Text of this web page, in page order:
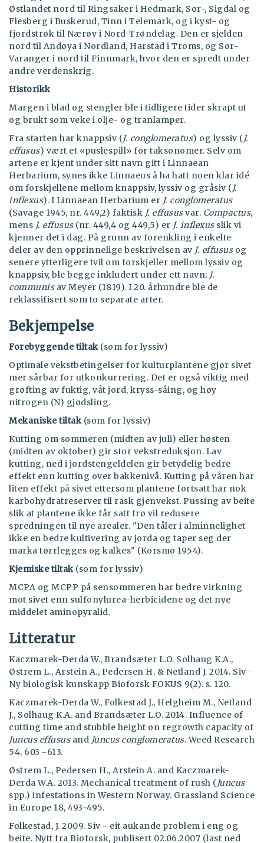
Østlandet nord til Ringsaker i Hedmark, Sør-, Sigdal og
Flesberg i Buskerud, Tinn i Telemark, og i kyst- og
fjordstrøk til Nærøy i Nord-Trøndelag. Den er sjelden
nord til Andøya i Nordland, Harstad i Troms, og Sør-
Varanger i nord til Finnmark, hvor den er spredt under
andre verdenskrig.
Historikk
Margen i blad og stengler ble i tidligere tider skrapt ut
og brukt som veke i olje- og tranlamper.
Fra starten har knappsiv (J. conglomeratus) og lyssiv (J.
effusus) vært et «puslespill» for taksonomer. Selv om
artene er kjent under sitt navn gitt i Linnaean
Herbarium, synes ikke Linnaeus å ha hatt noen klar idé
om forskjellene mellom knappsiv, lyssiv og gråsiv (J.
inflexus). I Linnaean Herbarium er J. conglomeratus
(Savage 1945, nr. 449,2) faktisk J. effususvar. Compactus,
mens J. effusus(nr. 449,4 og 449,5) er J. inflexusslik vi
kjenner det i dag. På grunn av forenkling i enkelte
deler av den opprinnelige beskrivelsen av J. effususog
senere ytterligere tvil om forskjeller mellom lyssiv og
knappsiv, ble begge inkludert under ett navn; J.
communisav Meyer (1819). I 20. århundre ble de
reklassifisert som to separate arter.
Bekjempelse
Forebyggende tiltak(som for lyssiv)
Optimale vekstbetingelser for kulturplantene gjør sivet
mer sårbar for utkonkurrering. Det er også viktig med
grøfting av fuktig, våt jord, kryss-såing, og høy
nitrogen (N) gjødsling.
Mekaniske tiltak(som for lyssiv)
Kutting om sommeren (midten av juli) eller høsten
(midten av oktober) gir stor vekstreduksjon. Lav
kutting, ned i jordstengeldelen gir betydelig bedre
effekt enn kutting over bakkenivå. Kutting på våren har
liten effekt på sivet ettersom plantene fortsatt har nok
karbohydratreserver til rask gjenvekst. Pussing av beite
slik at plantene ikke får satt frø vil redusere
spredningen til nye arealer. "Den tåler i alminnelighet
ikke en bedre kultivering av jorda og taper seg der
marka tørrlegges og kalkes" (Korsmo 1954).
Kjemiske tiltak(som for lyssiv)
MCPA og MCPP på sensommeren har bedre virkning
mot sivet enn sulfonylurea-herbicidene og det nye
middelet aminopyralid.
Litteratur
Kaczmarek-Derda W., Brandsæter L.O. Solhaug K.A.,
Østrem L., Arstein A., Pedersen H. & Netland J. 2014. Siv -
Ny biologisk kunskapp Bioforsk FOKUS 9(2). s. 120.
Kaczmarek-Derda W., Folkestad J., Helgheim M., Netland
J., Solhaug K.A. and Brandsæter L.O. 2014. Influence of
cutting time and stubble height on regrowth capacity of
Juncus effususand Juncus conglomeratus. Weed Research
54, 603 -613.
Østrem L., Pedersen H., Arstein A. and Kaczmarek-
Derda W.A. 2013. Mechanical treatment of rush (Juncus
spp.) infestations in Western Norway. Grassland Science
in Europe 18, 493-495.
Folkestad, J. 2009. Siv - eit aukande problem i eng og
beite. Nytt fra Bioforsk, publisert 02.06.2007 (last ned